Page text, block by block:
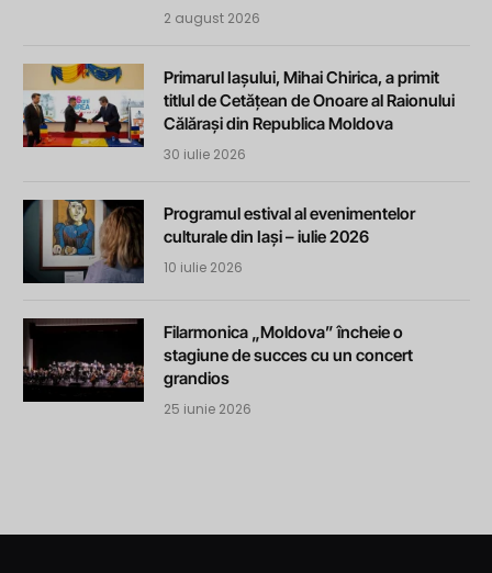
2 august 2026
Primarul Iașului, Mihai Chirica, a primit
titlul de Cetățean de Onoare al Raionului
Călărași din Republica Moldova
30 iulie 2026
Programul estival al evenimentelor
culturale din Iași – iulie 2026
10 iulie 2026
Filarmonica „Moldova” încheie o
stagiune de succes cu un concert
grandios
25 iunie 2026